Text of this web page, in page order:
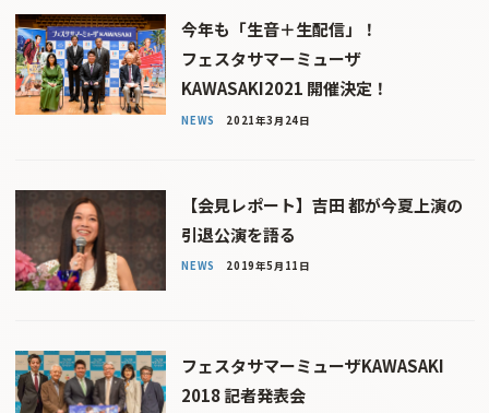
今年も「生音＋生配信」！
フェスタサマーミューザ
KAWASAKI2021 開催決定！
NEWS 2021年3月24日
【会見レポート】吉田 都が今夏上演の
引退公演を語る
NEWS 2019年5月11日
フェスタサマーミューザKAWASAKI
2018 記者発表会